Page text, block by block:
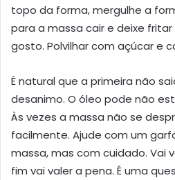
topo da forma, mergulhe a
para a massa cair e deixe
gosto. Polvilhar com açúcar e
É natural que a primeira não
desanimo. O óleo pode não
Às vezes a massa não se
facilmente. Ajude com um
massa, mas com cuidado. Vai
fim vai valer a pena. É uma